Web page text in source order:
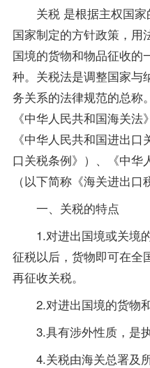
关税 是根据主权国家
国家制定的方针政策 ，
国境的货物和物品征收的
种。关税法是调整国家与
务关系的法律规范的总称
《中华人民共和国海关法
《中华人民共和国进出
口关税条例》）、《中华
（以下简称《海关进出口
一、关税的特点
1.对进出国境或关境
征税以后，货物即可在全
再征收关税。
2.对进出国境的货物和
3.具有涉外性质，是执
4.关税由海关总署及所